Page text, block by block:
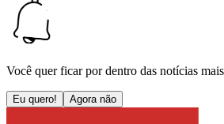
Você quer ficar por dentro das notícias
Eu quero! Agora não